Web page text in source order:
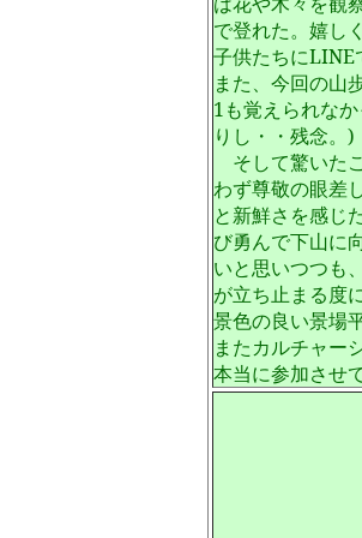
で登れた。嬉し
子供たちにLINE
また、今回の山
1も覚えられな
りし・・残念。)
そして驚いた
わず尊敬の眼差
と新鮮さを感じ
び勇んで下山に
いと思いつつも
が立ち止まる度
景色の良い景場
またカルチャー
本当に参加させ